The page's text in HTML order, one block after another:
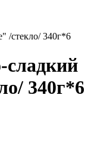
/стекло/ 340г*6
сладкий
340г*6